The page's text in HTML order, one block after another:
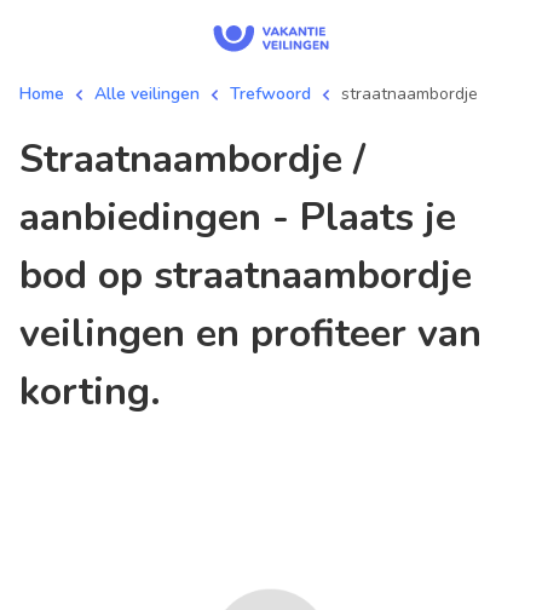
Home Alle veilingen Trefwoord straatnaambordje
straatnaambordje /
aanbiedingen - Plaats je
bod op straatnaambordje
veilingen en profiteer van
korting.